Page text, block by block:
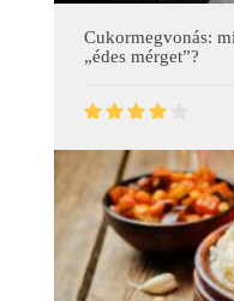
Cukormegvonás:
„édes mérget”?